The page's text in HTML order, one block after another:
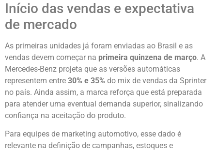
Início das vendas e expectativa
de mercado
As primeiras unidades já foram enviadas ao Brasil e as
vendas devem começar na primeira quinzena de março. A
Mercedes-Benz projeta que as versões automáticas
representem entre 30% e 35% do mix de vendas da Sprinter
no país. Ainda assim, a marca reforça que está preparada
para atender uma eventual demanda superior, sinalizando
confiança na aceitação do produto.
Para equipes de marketing automotivo, esse dado é
relevante na definição de campanhas, estoques e